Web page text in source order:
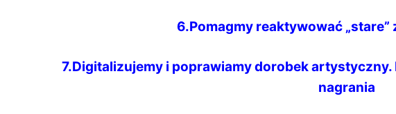
6.Pomagmy reaktywować „stare”
7.Digitalizujemy i poprawiamy dorobek
nagrania